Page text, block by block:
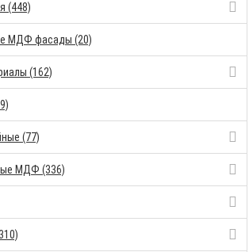
(448)
МДФ фасады (20)
(162)
(77)
МДФ (336)